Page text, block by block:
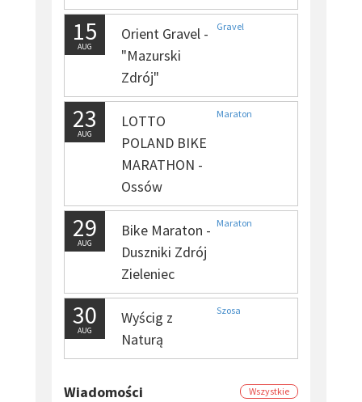
15
AUG
Orient Gravel -
"Mazurski
Zdrój"
Gravel
23
AUG
LOTTO
POLAND BIKE
MARATHON -
Ossów
Maraton
29
AUG
Bike Maraton -
Duszniki Zdrój
Zieleniec
Maraton
30
AUG
Wyścig z
Naturą
Szosa
Wiadomości Wszystkie